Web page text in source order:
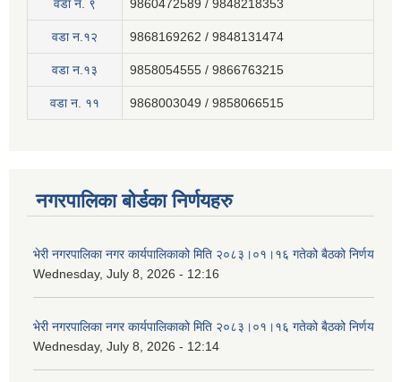
वडा न. ९ 9860472589 / 9848218353
वडा न.१२ 9868169262 / 9848131474
वडा न.१३ 9858054555 / 9866763215
वडा न‍. ११ 9868003049 / 9858066515
नगरपालिका बोर्डका निर्णयहरु
भेरी नगरपालिका नगर कार्यपालिकाको मिति २०८३।०१।१६ गतेको बैठको निर्णय
Wednesday, July 8, 2026 - 12:16
भेरी नगरपालिका नगर कार्यपालिकाको मिति २०८३।०१।१६ गतेको बैठको निर्णय
Wednesday, July 8, 2026 - 12:14